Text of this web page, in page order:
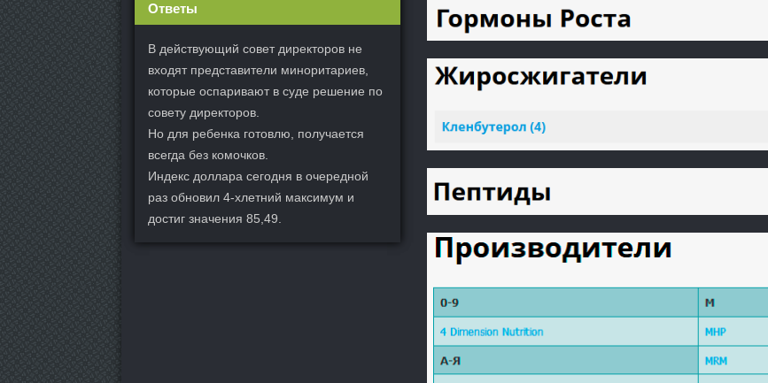
Ответы
В действующий совет директоров не
входят представители миноритариев,
которые оспаривают в суде решение по
совету директоров.
Но для ребенка готовлю, получается
всегда без комочков.
Индекс доллара сегодня в очередной
раз обновил 4-хлетний максимум и
достиг значения 85,49.